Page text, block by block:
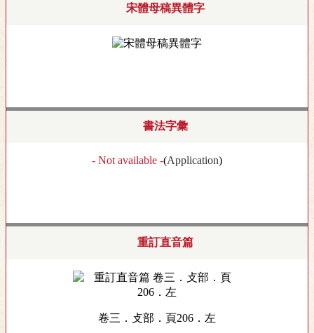
宋體母稿異體字
書法字彙
- Not available -(Application)
重訂直音篇
卷三．攴部．頁206．左